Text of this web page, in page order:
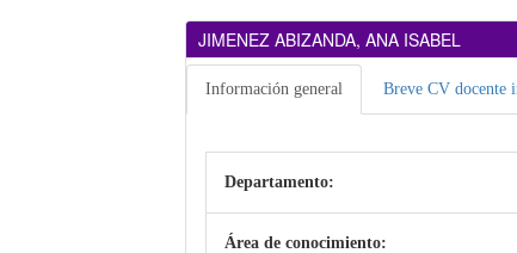
JIMENEZ ABIZANDA, ANA ISABEL
Información general Breve CV docente
Departamento:
Área de conocimiento: